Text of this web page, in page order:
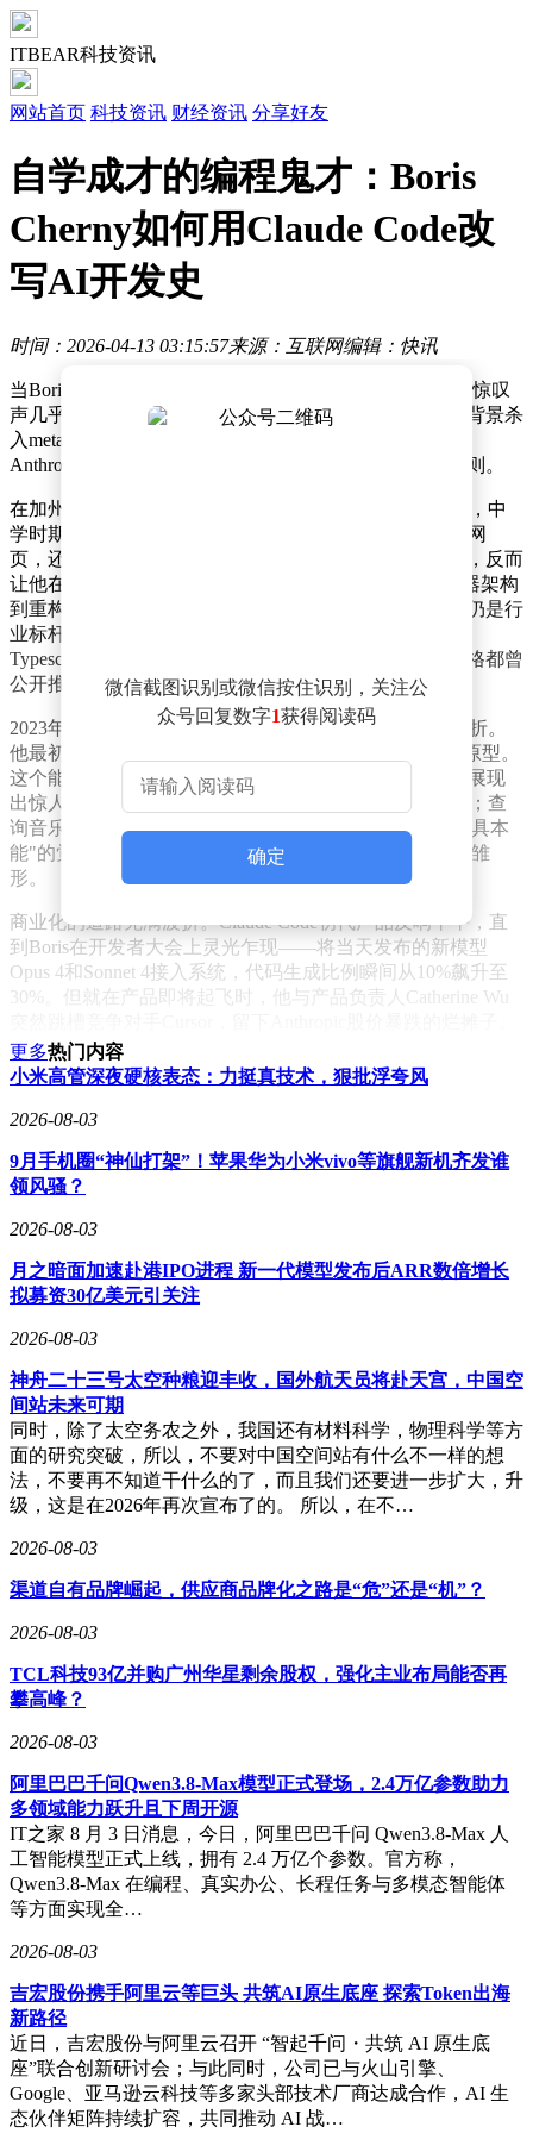
ITBEAR科技资讯
网站首页 科技资讯 财经资讯 分享好友
自学成才的编程鬼才：Boris
Cherny如何用Claude Code改
写AI开发史
时间：2026-04-13 03:15:57来源：互联网编辑：快讯
当Boris Cherny宣布自己已半年未手写代码时，科技圈的惊叹
声几乎掀翻屋顶。这位非科班出身的程序员，用经济学背景杀
入meta核心架构团队，又以AI编程工具Claude Code让
Anthropic年收入激增，如今正以颠覆者姿态改写行业规则。
在加州大学圣地亚哥分校辍学又补完经济学学位的Boris，中
学时期就展现出惊人天赋。他不仅为eBay商品列表编写网
页，还为图形计算器开发程序。这种野路子出身的背景，反而
让他在me
ta的七年里如鱼得水——从领导Instagram服务器架构
到重构开发基础设施，其主导的代码质量提升项目至今仍是行
业标杆。更令人侧目的是，他撰写的《Programming
Typescript》被奉为前端开发圣经，连me
ta创始人扎克伯格都曾
公开推荐。
2023年加入Anthropic后，Boris的职业生涯迎来戏剧性转折。
他最初只是想测试公司API，却意外开发出Claude Code原型。
这个能自动调用系统工具的AI编程助手，在内部测试中展现
出惊人潜力：当被要求读取文件时，它直接调用cat命令；查
询音乐时，竟编写Apple script检索播放器数据。这种"工具本
能"的觉醒，让团队意识到他们可能触碰到了AGI的某种雏
形。
商业化的道路充满波折。Claude Code初代产品反响平平，直
到Boris在开发者大会上灵光乍现——将当天发布的新模型
Opus 4和Sonnet 4接入系统，代码生成比例瞬间从10%飙升至
30%。但就在产品即将起飞时，他与产品负责人Catherine Wu
这场"叛逃"仅持续半个月，当Claude Code助力公司营收暴涨
550%时，三顾茅庐的Anthropic成功迎回这位核心人物。
回归后的Boris彻底点燃市场。Claude Code年收入从10亿美元
美元大关。更令行业震惊的是其商业化策略：通过订阅制将
AI编程工具价格压至传统开发成本的1/5，同时开放企业级API
Copilot等竞品市场份额暴跌。
今年初发布的Claude Cowork则展现出更宏大的野心。这个基
于Claude Code开发的办公助手，能全自动操作电脑桌面、文
件系统和办公软件。Boris现身说法：他的Cowork不仅会审核
蛤蜊许可证。这种"把工作完全交给AI"的极端案例，正在引发
关于人类程序员价值的激烈讨论。
争议随之而来。当Claude Code源码被泄露后，其内部存在
的"屎山代码"引发开发者群嘲。项目贡献者Chaofan Shou直
言："有些模块写得比新手还糟糕。"但Boris对此不以为
代。"这种实用主义态度，恰好印证了他非科班出身的独特优
势——不受传统编程范式束缚，更关注工具的实际效能。
如今站在Anthropic总部顶层，Boris的电脑屏幕上滚动着Claude
才，正用最颠覆的方式证明：编程的未来不属于键盘侠，而属
于那些敢于打破规则的创造者。当被问及是否担心失业潮时，
史总是重复自己。"
微信截图识别或微信按住识别，关注公
众号回复数字1获得阅读码
确定
更多热门内容
小米高管深夜硬核表态：力挺真技术，狠批浮夸风
2026-08-03
9月手机圈“神仙打架”！苹果华为小米vivo等旗舰新机齐发谁
领风骚？
2026-08-03
月之暗面加速赴港IPO进程 新一代模型发布后ARR数倍增长
拟募资30亿美元引关注
2026-08-03
神舟二十三号太空种粮迎丰收，国外航天员将赴天宫，中国空
间站未来可期
同时，除了太空务农之外，我国还有材料科学，物理科学等方
面的研究突破，所以，不要对中国空间站有什么不一样的想
法，不要再不知道干什么的了，而且我们还要进一步扩大，升
级，这是在2026年再次宣布了的。 所以，在不…
2026-08-03
渠道自有品牌崛起，供应商品牌化之路是“危”还是“机”？
2026-08-03
TCL科技93亿并购广州华星剩余股权，强化主业布局能否再
攀高峰？
2026-08-03
阿里巴巴千问Qwen3.8-Max模型正式登场，2.4万亿参数助力
多领域能力跃升且下周开源
IT之家 8 月 3 日消息，今日，阿里巴巴千问 Qwen3.8-Max 人
工智能模型正式上线，拥有 2.4 万亿个参数。官方称，
Qwen3.8-Max 在编程、真实办公、长程任务与多模态智能体
等方面实现全…
2026-08-03
吉宏股份携手阿里云等巨头 共筑AI原生底座 探索Token出海
新路径
近日，吉宏股份与阿里云召开 “智起千问・共筑 AI 原生底
座”联合创新研讨会；与此同时，公司已与火山引擎、
Google、亚马逊云科技等多家头部技术厂商达成合作，AI 生
态伙伴矩阵持续扩容，共同推动 AI 战…